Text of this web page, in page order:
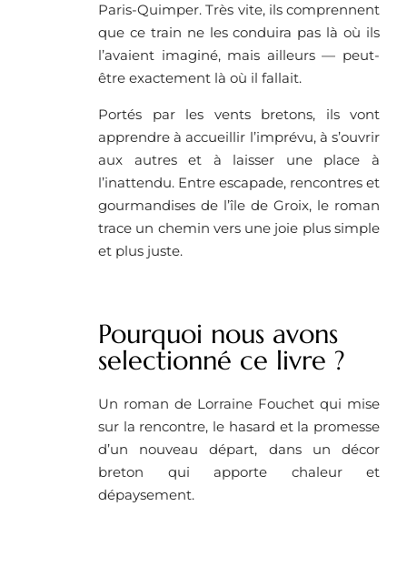
Paris-Quimper. Très vite, ils comprennent
que ce train ne les conduira pas là où ils
l’avaient imaginé, mais ailleurs — peut-
être exactement là où il fallait.
Portés par les vents bretons, ils vont
apprendre à accueillir l’imprévu, à s’ouvrir
aux autres et à laisser une place à
l’inattendu. Entre escapade, rencontres et
gourmandises de l’île de Groix, le roman
trace un chemin vers une joie plus simple
et plus juste.
Pourquoi nous avons
selectionné ce livre ?
Un roman de Lorraine Fouchet qui mise
sur la rencontre, le hasard et la promesse
d’un nouveau départ, dans un décor
breton qui apporte chaleur et
dépaysement.